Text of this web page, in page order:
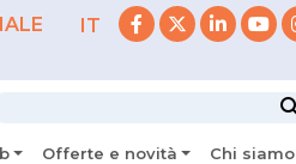
IT
Offerte e novità Chi siamo